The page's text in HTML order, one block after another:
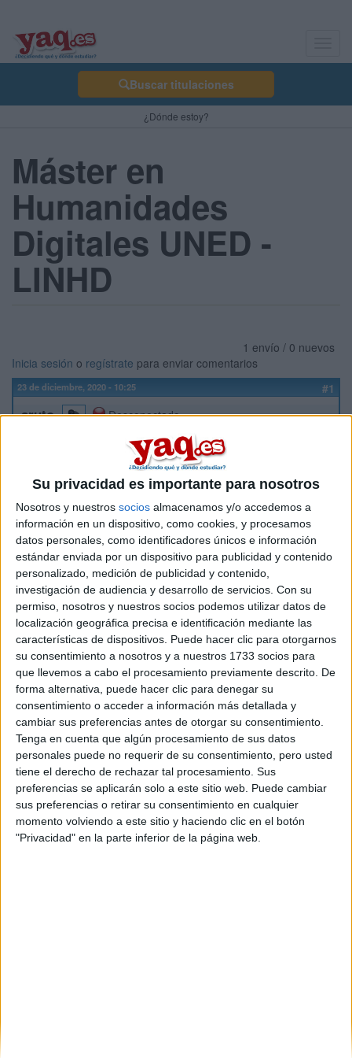
Su privacidad es importante para nosotros
Nosotros y nuestros socios almacenamos y/o accedemos a
información en un dispositivo, como cookies, y procesamos
datos personales, como identificadores únicos e información
estándar enviada por un dispositivo para publicidad y contenido
personalizado, medición de publicidad y contenido,
investigación de audiencia y desarrollo de servicios. Con su
permiso, nosotros y nuestros socios podemos utilizar datos de
localización geográfica precisa e identificación mediante las
características de dispositivos. Puede hacer clic para otorgarnos
su consentimiento a nosotros y a nuestros 1733 socios para
que llevemos a cabo el procesamiento previamente descrito. De
forma alternativa, puede hacer clic para denegar su
consentimiento o acceder a información más detallada y
cambiar sus preferencias antes de otorgar su consentimiento.
Tenga en cuenta que algún procesamiento de sus datos
personales puede no requerir de su consentimiento, pero usted
tiene el derecho de rechazar tal procesamiento. Sus
preferencias se aplicarán solo a este sitio web. Puede cambiar
sus preferencias o retirar su consentimiento en cualquier
momento volviendo a este sitio y haciendo clic en el botón
"Privacidad" en la parte inferior de la página web.
Buscar titulaciones
¿Dónde estoy?
Máster en
Humanidades
Digitales UNED -
LINHD
1 envío / 0 nuevos
Inicia sesión o regístrate para enviar comentarios
23 de diciembre, 2020 - 10:25 #1
aruto
Desconectado
A partir de enero voy a cursar el Máster en Humanidades
Digitales en la UNED. El nombre del programa modular es
Tecnologías de la Información para la Sociedad Digital. El
tema es que me sorprende no haber encontrado ninguna
opinión sobre el máster, a pesar de que ya lleva varias
ediciones.
¿Alguien que lo haya cursado y me pueda contar qué le
pareció? ¿Consejos?
¡Mil gracias!
Inicio
Etiquetas: La universidad - un mundo Lingüística